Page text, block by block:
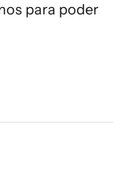
para poder